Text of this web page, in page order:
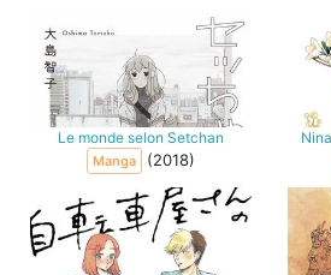
Le monde selon Setchan
Manga (2018)